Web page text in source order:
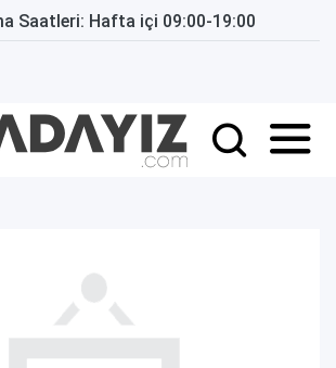
Saatleri: Hafta içi 09:00-19:00